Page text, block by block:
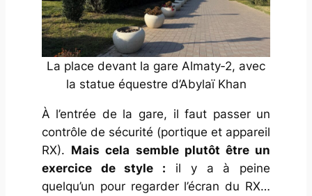
La place devant la gare Almaty‑2, avec
la statue équestre d’Abylaï Khan
À l’entrée de la gare, il faut passer un
contrôle de sécurité (portique et appareil
RX). Mais cela semble plutôt être un
exercice de style : il y a à peine
quelqu’un pour regarder l’écran du RX…